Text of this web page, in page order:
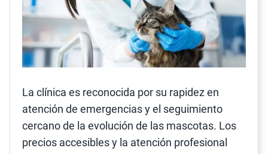
La clínica es reconocida por su rapidez en
atención de emergencias y el seguimiento
cercano de la evolución de las mascotas. Los
precios accesibles y la atención profesional